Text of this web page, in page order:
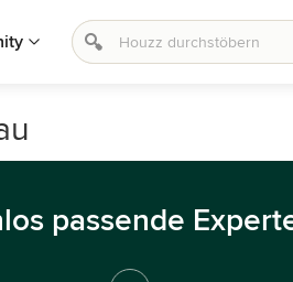
passende